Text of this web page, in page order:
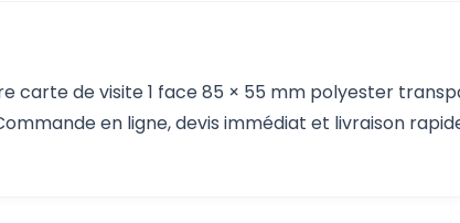
carte de visite 1 face 85 × 55 mm polyester
en ligne, devis immédiat et livraison